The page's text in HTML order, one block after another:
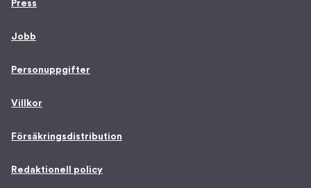
Press
Jobb
Personuppgifter
Villkor
Försäkringsdistribution
Redaktionell policy